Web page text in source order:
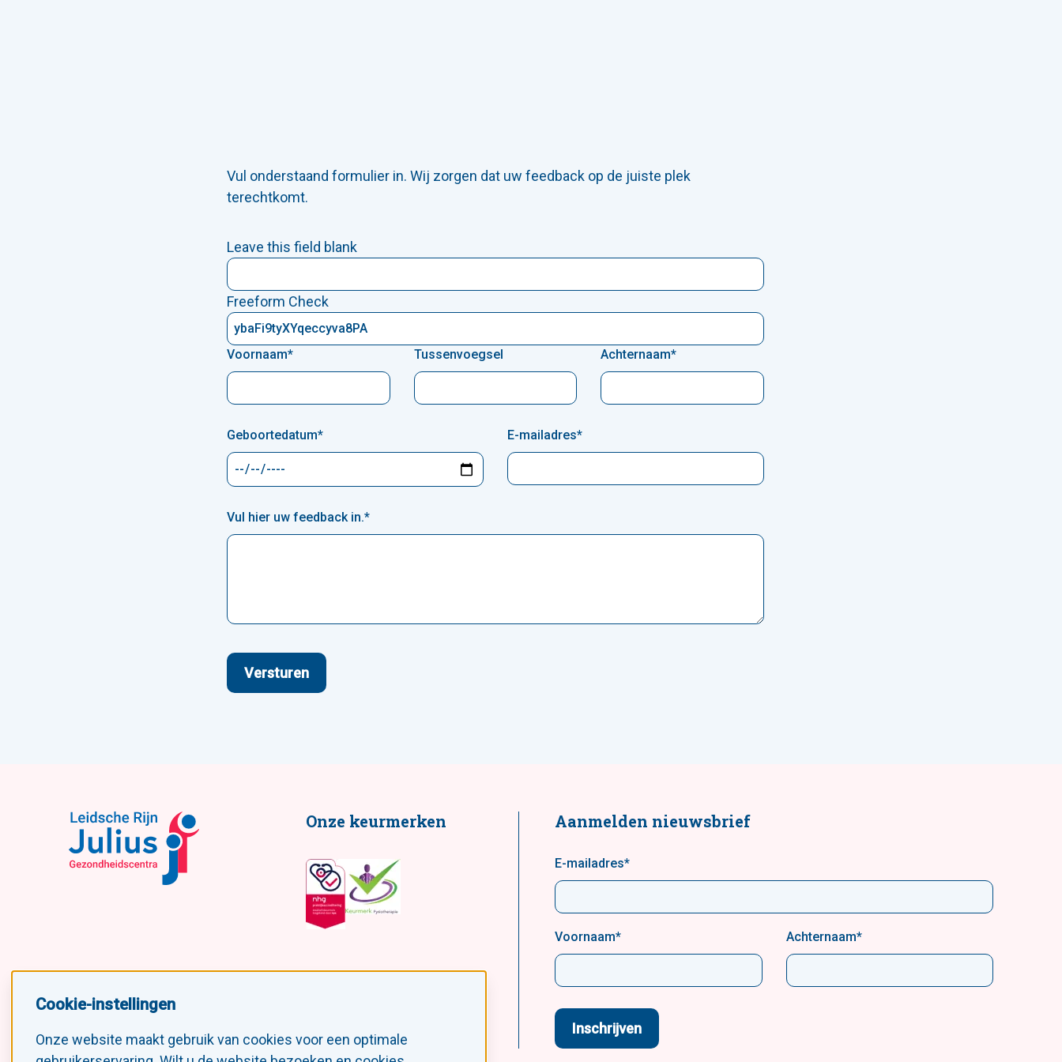
Cookie-instellingen
Onze website maakt gebruik van cookies voor een optimale
Vul onderstaand formulier in. Wij zorgen dat uw feedback op de juiste plek
terechtkomt.
Leave this field blank
Freeform Check
Voornaam* Tussenvoegsel Achternaam*
Geboortedatum* E-mailadres*
Vul hier uw feedback in.*
Versturen
Volg ons!
Onze keurmerken Aanmelden nieuwsbrief
E-mailadres*
Voornaam* Achternaam*